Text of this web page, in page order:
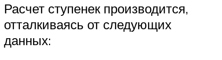
Расчет ступенек производится,
отталкиваясь от следующих
данных: